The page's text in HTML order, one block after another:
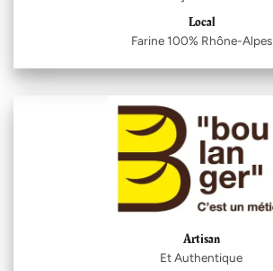
Local
Farine 100% Rhône-Alpes
Artisan
Et Authentique